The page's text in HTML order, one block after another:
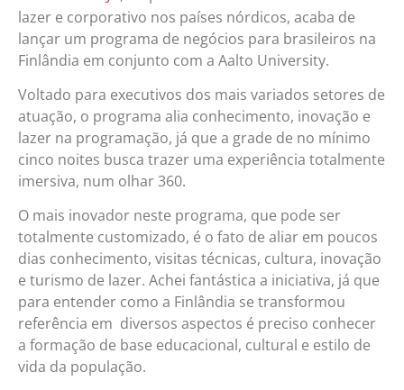
lazer e corporativo nos países nórdicos, acaba de
lançar um programa de negócios para brasileiros na
Finlândia em conjunto com a Aalto University.
Voltado para executivos dos mais variados setores de
atuação, o programa alia conhecimento, inovação e
lazer na programação, já que a grade de no mínimo
cinco noites busca trazer uma experiência totalmente
imersiva, num olhar 360.
O mais inovador neste programa, que pode ser
totalmente customizado, é o fato de aliar em poucos
dias conhecimento, visitas técnicas, cultura, inovação
e turismo de lazer. Achei fantástica a iniciativa, já que
para entender como a Finlândia se transformou
referência em diversos aspectos é preciso conhecer
a formação de base educacional, cultural e estilo de
vida da população.